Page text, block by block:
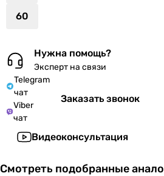
60
Нужна помощь?
Эксперт на связи
Telegram
чат
Viber
чат
Заказать звонок
Видеоконсультация
Смотреть подобранные